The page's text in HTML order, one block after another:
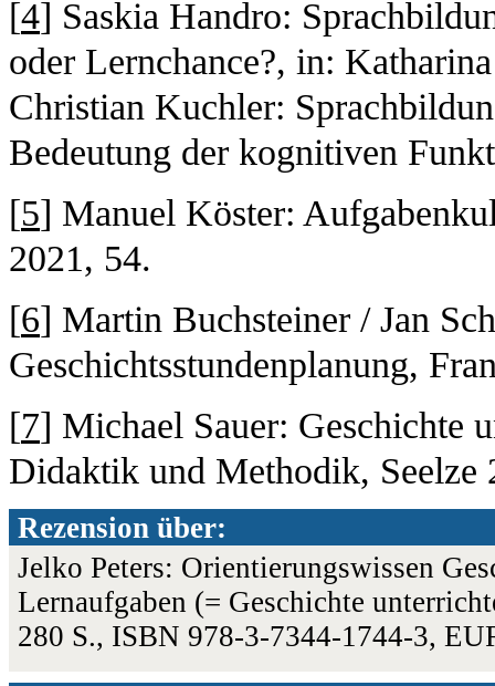
[4] Saskia Handro:
oder Lernchance?, in:
Christian Kuchler:
Bedeutung der kognitiven
[5] Manuel Köster:
2021, 54.
[6] Martin Buchsteiner / Jan
Geschichtsstundenplanung,
[7] Michael Sauer: Geschichte
Didaktik und Methodik, Seelze
Rezension über:
Jelko Peters: Orientierungswissen
Lernaufgaben (= Geschichte
280 S., ISBN 978-3-7344-1744-3,